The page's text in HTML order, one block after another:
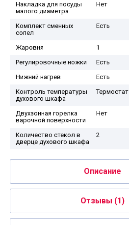
Накладка для посуды
малого диаметра
Нет
Комплект сменных
сопел
Есть
Жаровня
1
Регулировочные ножки
Есть
Нижний нагрев
Есть
Контроль температуры
духового шкафа
Термостат
Двухзонная горелка
варочной поверхности
Нет
Количество стекол в
дверце духового шкафа
2
Описание
Отзывы (1)